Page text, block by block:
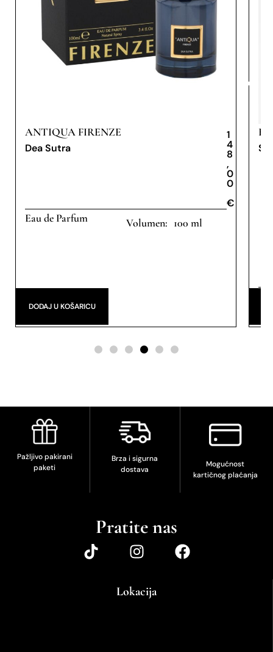
ANTIQUA FIRENZE
Dea Sutra
1
4
8
,
0
0
€
Eau de Parfum 100 ml
DODAJ U KOŠARICU
Pažljivo pakirani
paketi
Brza i sigurna
dostava
Mogućnost
kartičnog plaćanja
Pratite nas
Lokacija